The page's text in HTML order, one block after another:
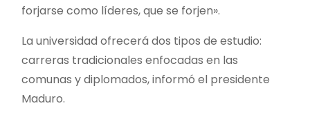
forjarse como líderes, que se forjen».
La universidad ofrecerá dos tipos de estudio:
carreras tradicionales enfocadas en las
comunas y diplomados, informó el presidente
Maduro.